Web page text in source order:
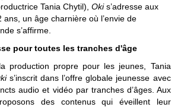
Tania Chytil),Okis’adresse aux
ans, un âge charnière où l’envie de
s’affirme.
pour toutes les tranches d'âge
production propre pour les jeunes, Tania
s’inscrit dans l’offre globale jeunesse avec
audio et vidéo par tranches d’âges. Aux
des contenus qui éveillent leur